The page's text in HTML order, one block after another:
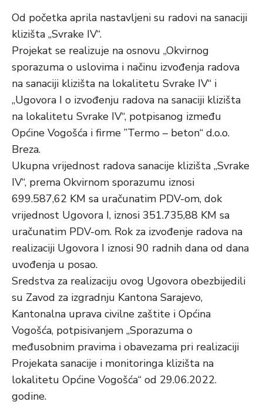
Od početka aprila nastavljeni su radovi na sanaciji
klizišta „Svrake IV“.
Projekat se realizuje na osnovu „Okvirnog
sporazuma o uslovima i načinu izvođenja radova
na sanaciji klizišta na lokalitetu Svrake IV“ i
„Ugovora I o izvođenju radova na sanaciji klizišta
na lokalitetu Svrake IV“, potpisanog između
Općine Vogošća i firme ”Termo – beton“ d.o.o.
Breza.
Ukupna vrijednost radova sanacije klizišta „Svrake
IV“, prema Okvirnom sporazumu iznosi
699.587,62 KM sa uračunatim PDV-om, dok
vrijednost Ugovora I, iznosi 351.735,88 KM sa
uračunatim PDV-om. Rok za izvođenje radova na
realizaciji Ugovora I iznosi 90 radnih dana od dana
uvođenja u posao.
Sredstva za realizaciju ovog Ugovora obezbijedili
su Zavod za izgradnju Kantona Sarajevo,
Kantonalna uprava civilne zaštite i Općina
Vogošća, potpisivanjem „Sporazuma o
međusobnim pravima i obavezama pri realizaciji
Projekata sanacije i monitoringa klizišta na
lokalitetu Općine Vogošća“ od 29.06.2022.
godine.